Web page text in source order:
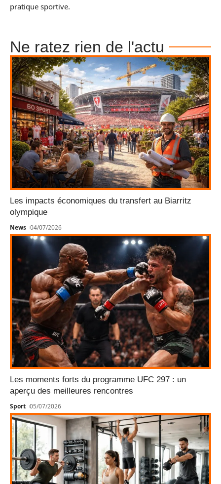
pratique sportive.
Ne ratez rien de l'actu
Les impacts économiques du transfert au Biarritz
olympique
News 04/07/2026
Les moments forts du programme UFC 297 : un
aperçu des meilleures rencontres
Sport 05/07/2026